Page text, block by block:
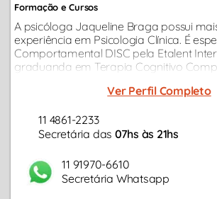
Formação e Cursos
A psicóloga Jaqueline Braga possui
experiência em Psicologia Clínica. É
Comportamental DISC pela Etalent
graduanda em Terapia Cognitivo
pós-graduação em Psicologia...
Ver Perfil Completo
11 4861-2233
Secretária das 07hs às 21hs
11 91970-6610
Secretária Whatsapp